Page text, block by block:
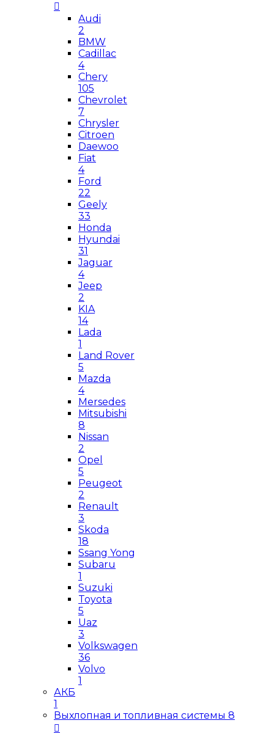
Audi
2
BMW
Cadillac
4
Chery
105
Chevrolet
7
Chrysler
Citroen
Daewoo
Fiat
4
Ford
22
Geely
33
Honda
Hyundai
31
Jaguar
4
Jeep
2
KIA
14
Lada
1
Land Rover
5
Mazda
4
Mersedes
Mitsubishi
8
Nissan
2
Opel
5
Peugeot
2
Renault
3
Skoda
18
Ssang Yong
Subaru
1
Suzuki
Toyota
5
Uaz
3
Volkswagen
36
Volvo
1
АКБ
1
Выхлопная и топливная системы 8